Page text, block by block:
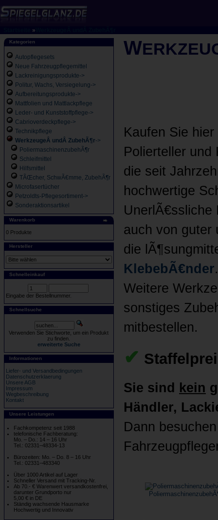
»
Kategorien
Autopflegesets
Neue Fahrzeugpflegemittel
Lackreinigungsprodukte->
Politur, Wachs, Versiegelung->
Aufbereitungsprodukte->
Mattfolien und Mattlackpflege
Leder- und Kunststoffpflege->
Cabrioverdeckpflege->
Technikpflege
WerkzeugeÂ undÂ ZubehÃ¶r->
PoliermaschinenzubehÃ¶r
Schleifmittel
Hilfsmittel
TÃŒcher, SchwÃ€mme, ZubehÃ¶r
Microfasertücher
Petzoldts-Pflegesortiment->
Sonderaktionsartikel
Warenkorb
0 Produkte
Hersteller
Schnelleinkauf
Eingabe der Bestellnummer.
Schnellsuche
Verwenden Sie Stichworte, um ein Produkt
zu finden.
erweiterte Suche
Informationen
Liefer- und Versandbedingungen
Datenschutzerklaerung
Unsere AGB
Impressum
Wegbeschreibung
Kontakt
Unsere Leistungen
Fachkompetenz seit 1988
telefonische Fachberatung:
Mo. – Do.: 14 – 16 Uhr
Tel.: 02331–48334-13
Bürozeiten: Mo. – Do. 8 – 16 Uhr
Tel.: 02331–483340
Über 1000 Artikel auf Lager
Schneller Versand mit Tracking-Nr.
Ab 70.- € Warenwert versandkostenfrei,
darunter Grundporto nur
5,00 € in DE
Ständig wachsende Hausmarke
Hochwertig und Innovativ
W
Kaufen Sie
Polierteller
die seit
hochwertige
UnerlÃ€ssliche
auch von guter
die
KlebebÃ€nder.
Weitere
sonstiges
mitbestellen.
✔
Sie sind kein
Händler,
Dann